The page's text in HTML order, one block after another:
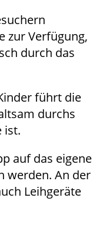
zur Verfügung,
durch das
führt die
durchs
ist.
auf das eigene
werden. An der
Leihgeräte